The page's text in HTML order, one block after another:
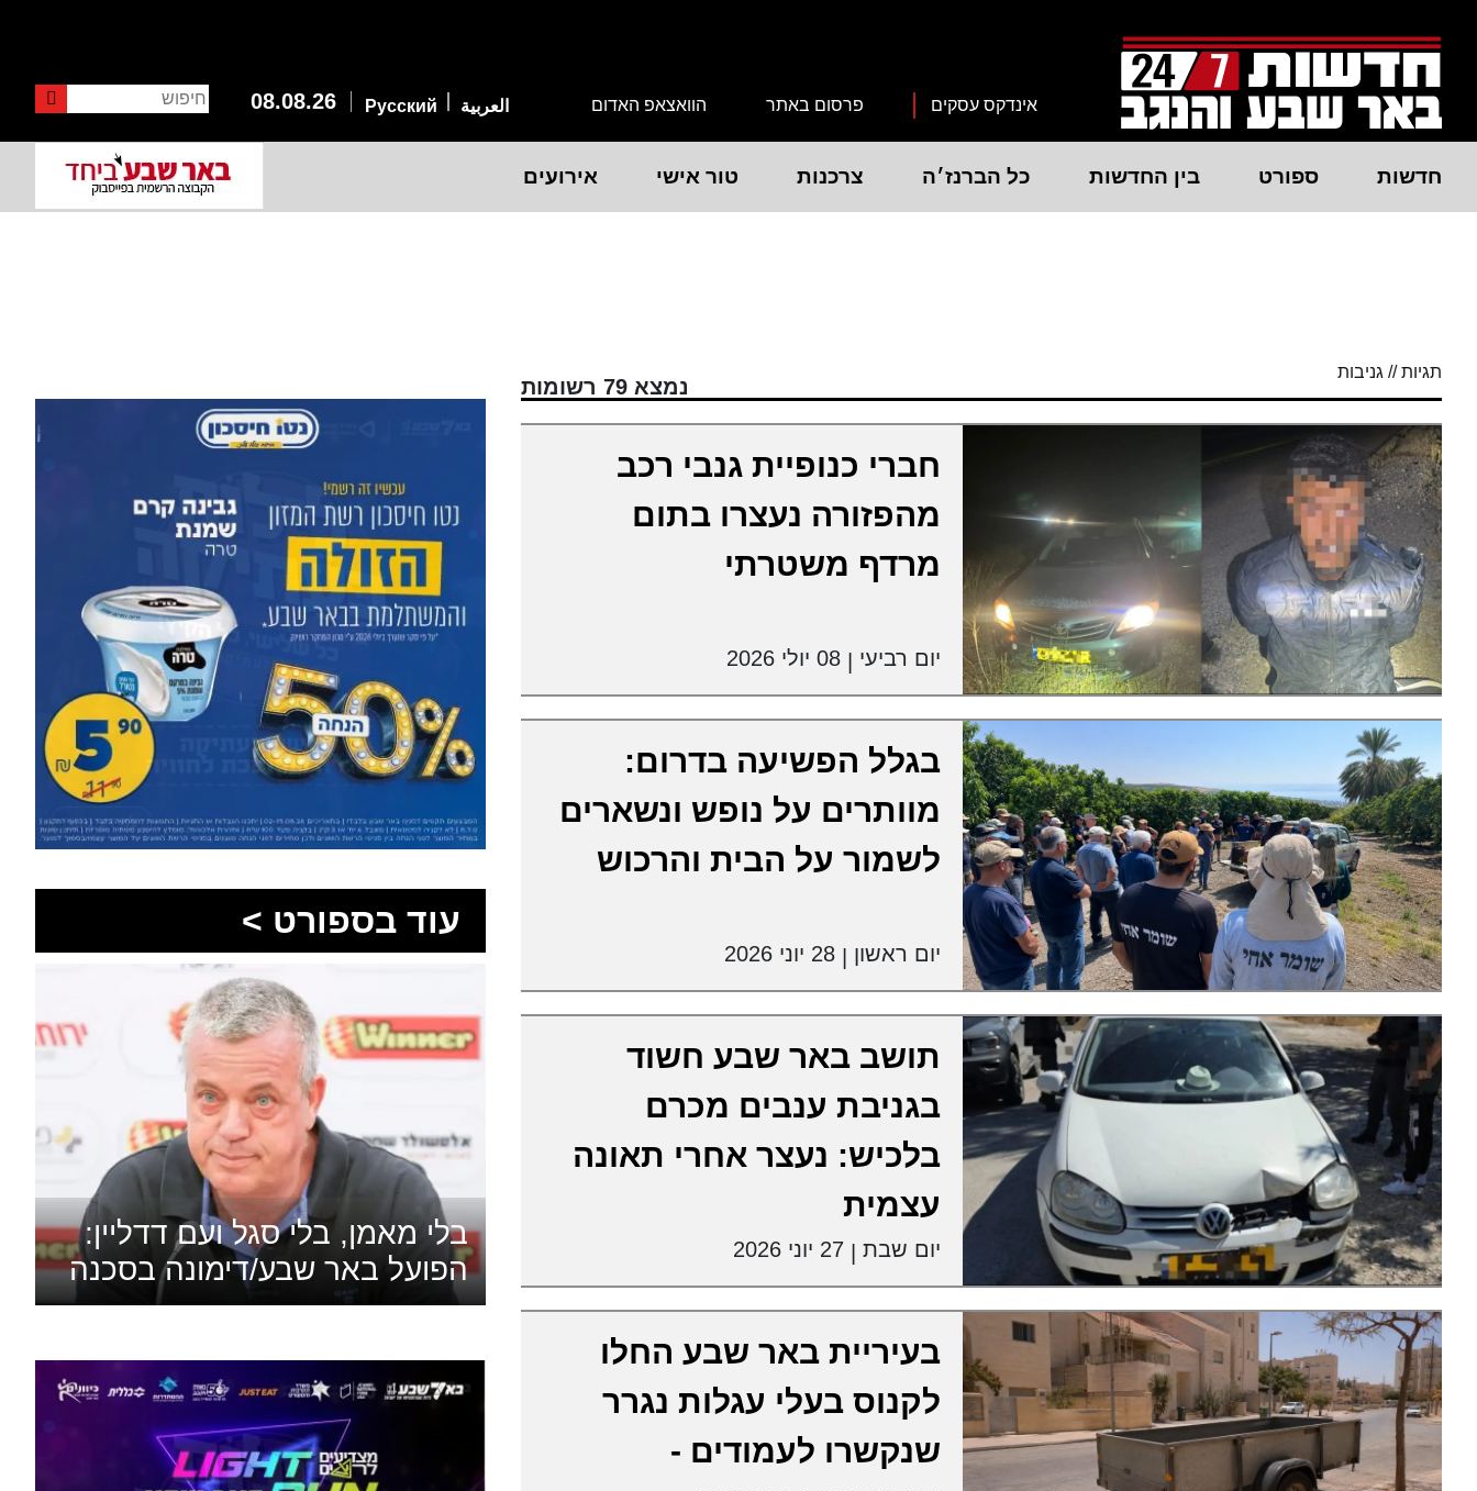
אינדקס עסקים פרסום באתר הוואצאפ האדום 08.08.26 חיפוש
العربية Русский
חדשות ספורט בין החדשות כל הברנז׳ה צרכנות טור אישי אירועים
תגיות // גניבות
נמצא 79 רשומות
חברי כנופיית גנבי רכב
מהפזורה נעצרו בתום
מרדף משטרתי
יום רביעי 08 יולי 2026
בגלל הפשיעה בדרום:
מוותרים על נופש ונשארים
לשמור על הבית והרכוש
יום ראשון 28 יוני 2026
תושב באר שבע חשוד
בגניבת ענבים מכרם
בלכיש: נעצר אחרי תאונה
עצמית
יום שבת| 27 יוני 2026
בעיריית באר שבע החלו
לקנוס בעלי עגלות נגרר
שנקשרו לעמודים -
עוד בספורט >
בלי מאמן, בלי סגל ועם דדליין:
הפועל באר שבע/דימונה בסכנה